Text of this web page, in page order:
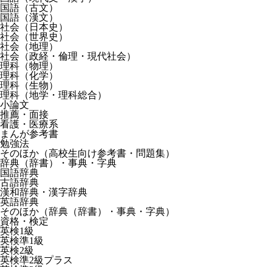
国語（古文）
国語（漢文）
社会（日本史）
社会（世界史）
社会（地理）
社会（政経・倫理・現代社会）
理科（物理）
理科（化学）
理科（生物）
理科（地学・理科総合）
小論文
推薦・面接
看護・医療系
まんが参考書
勉強法
そのほか（高校生向け参考書・問題集）
辞典（辞書）・事典・字典
国語辞典
古語辞典
漢和辞典・漢字辞典
英語辞典
そのほか（辞典（辞書）・事典・字典）
資格・検定
英検1級
英検準1級
英検2級
英検準2級プラス